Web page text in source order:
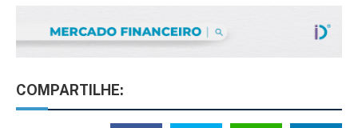
COMPARTILHE: